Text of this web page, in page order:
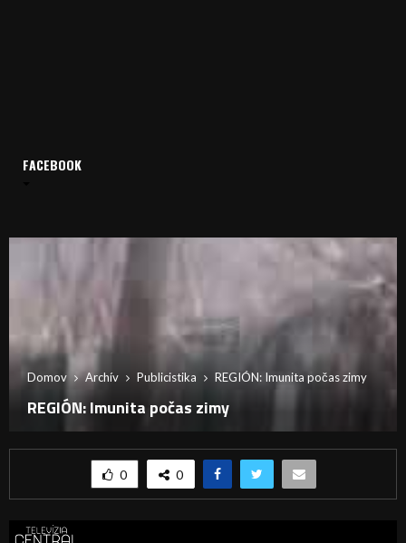
Domov Archív Publicistika REGIÓN: Imunita počas zimy
REGIÓN: Imunita počas zimy
0 0
FACEBOOK